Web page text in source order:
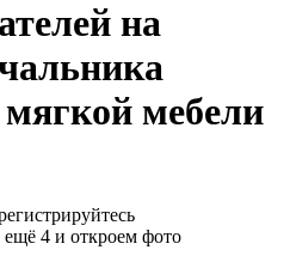
на
мягкой мебели
4 и откроем фото